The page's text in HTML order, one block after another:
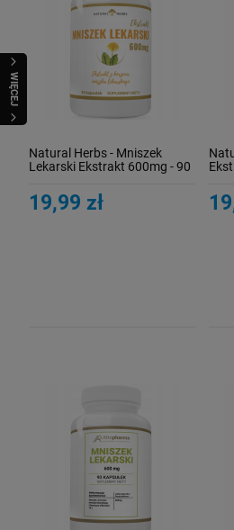
WIĘCEJ
Natural Herbs - Mniszek
Lekarski Ekstrakt 600mg - 90
19,99 zł